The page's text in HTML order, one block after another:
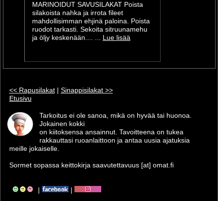
MARINOIDUT SAVUSILAKAT Poista
silakoista nahka ja irrota fileet
mahdollisimman ehjinä paloina. Poista
ruodot tarkasti. Sekoita sitruunamehu
ja öljy keskenään.... ...
Lue lisää
<< Rapusilakat| Sinappisilakat >>
Etusivu
Tarkoitus ei ole sanoa, mikä on hyvää tai huonoa.
Jokainen kokki
on kiitoksensa ansainnut. Tavoitteena on tukea
rakkauttasi ruoanlaittoon ja antaa uusia ajatuksia
meille jokaiselle.
Sormet sopassa keittokirja saavutettavuus [at] omat.fi